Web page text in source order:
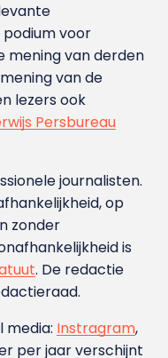
voor
mening van derden
van de
lezers ook
Persbureau
journalisten.
op
zonder
is
. De redactie
media: Instragram,
per jaar verschijnt